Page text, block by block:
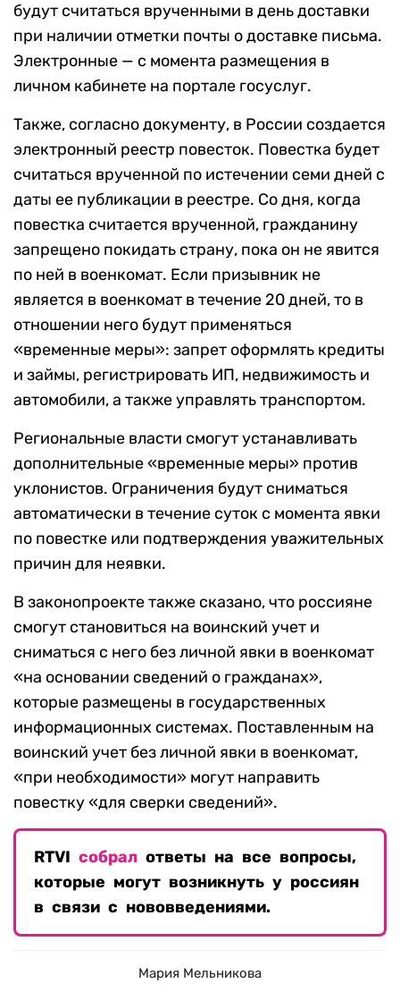
будут считаться врученными в день доставки
при наличии отметки почты о доставке письма.
Электронные — с момента размещения в
личном кабинете на портале госуслуг.
Также, согласно документу, в России создается
электронный реестр повесток. Повестка будет
считаться врученной по истечении семи дней с
даты ее публикации в реестре. Со дня, когда
повестка считается врученной, гражданину
запрещено покидать страну, пока он не явится
по ней в военкомат. Если призывник не
является в военкомат в течение 20 дней, то в
отношении него будут применяться
«временные меры»: запрет оформлять кредиты
и займы, регистрировать ИП, недвижимость и
автомобили, а также управлять транспортом.
Региональные власти смогут устанавливать
дополнительные «временные меры» против
уклонистов. Ограничения будут сниматься
автоматически в течение суток с момента явки
по повестке или подтверждения уважительных
причин для неявки.
В законопроекте также сказано, что россияне
смогут становиться на воинский учет и
сниматься с него без личной явки в военкомат
«на основании сведений о гражданах»,
которые размещены в государственных
информационных системах. Поставленным на
воинский учет без личной явки в военкомат,
«при необходимости» могут направить
повестку «для сверки сведений».
RTVI собрал ответы на все вопросы,
которые могут возникнуть у россиян
в связи с нововведениями.
Мария Мельникова